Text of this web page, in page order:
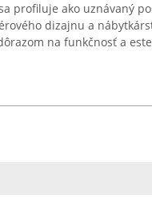
profiluje ako uznávaný
dizajnu a
na funkčnosť a